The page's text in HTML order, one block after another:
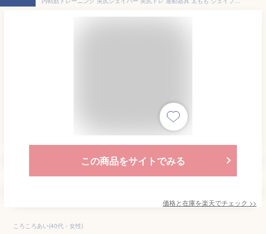
この商品をサイトでみる
価格と在庫を楽天でチェック >>
ころころあい(40代・女性)